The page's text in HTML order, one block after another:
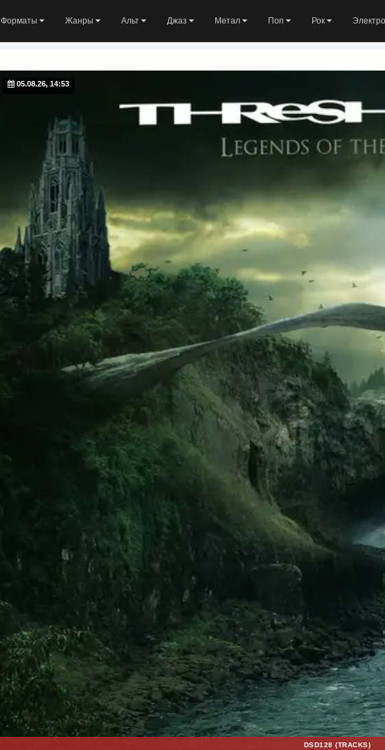
Форматы Жанры Альт Джаз Метал Поп Рок
05.08.26, 14:53
DSD128 (TRACKS)